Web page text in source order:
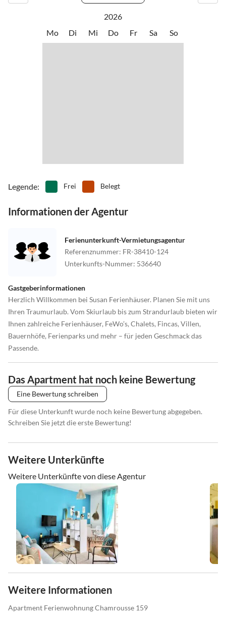
2026
Mo
Di Mi Do Fr Sa So
Legende: Frei Belegt
Informationen der Agentur
Ferienunterkunft-Vermietungsagentur
Referenznummer: FR-38410-124
Unterkunfts-Nummer: 536640
Gastgeberinformationen
Herzlich Willkommen bei Susan Ferienhäuser. Planen Sie mit uns
Ihren Traumurlaub. Vom Skiurlaub bis zum Strandurlaub bieten wir
Ihnen zahlreiche Ferienhäuser, FeWo’s, Chalets, Fincas, Villen,
Bauernhöfe, Ferienparks und mehr – für jeden Geschmack das
Passende.
Das Apartment hat noch keine Bewertung
Eine Bewertung schreiben
Für diese Unterkunft wurde noch keine Bewertung abgegeben.
Schreiben Sie jetzt die erste Bewertung!
Weitere Unterkünfte
Weitere Unterkünfte von diese Agentur
Weitere Informationen
Apartment Ferienwohnung Chamrousse 159